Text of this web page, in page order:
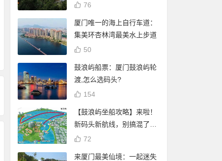
厦门白鹭分：免费借
阅厦门市图书馆（含
17个分馆）图书
谢霆锋 潘玮柏现身厦
门八市买海鲜 将于杏
目
76
厦门唯一的海上自行车道：
集美环杏林湾最美水上步道
50
鼓浪屿船票：厦门鼓浪屿轮
渡,怎么选码头?
154
【鼓浪屿坐船攻略】来啦！
新码头新航线，别搞混了
哦！72
来厦门最美仙境：一起迷失